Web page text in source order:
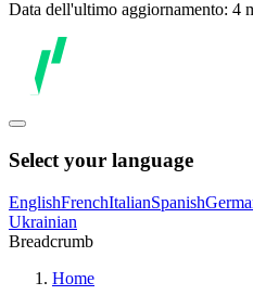
Data dell'ultimo aggiornamento: 4
Select your language
EnglishFrenchItalianSpanish
Ukrainian
Breadcrumb
Home